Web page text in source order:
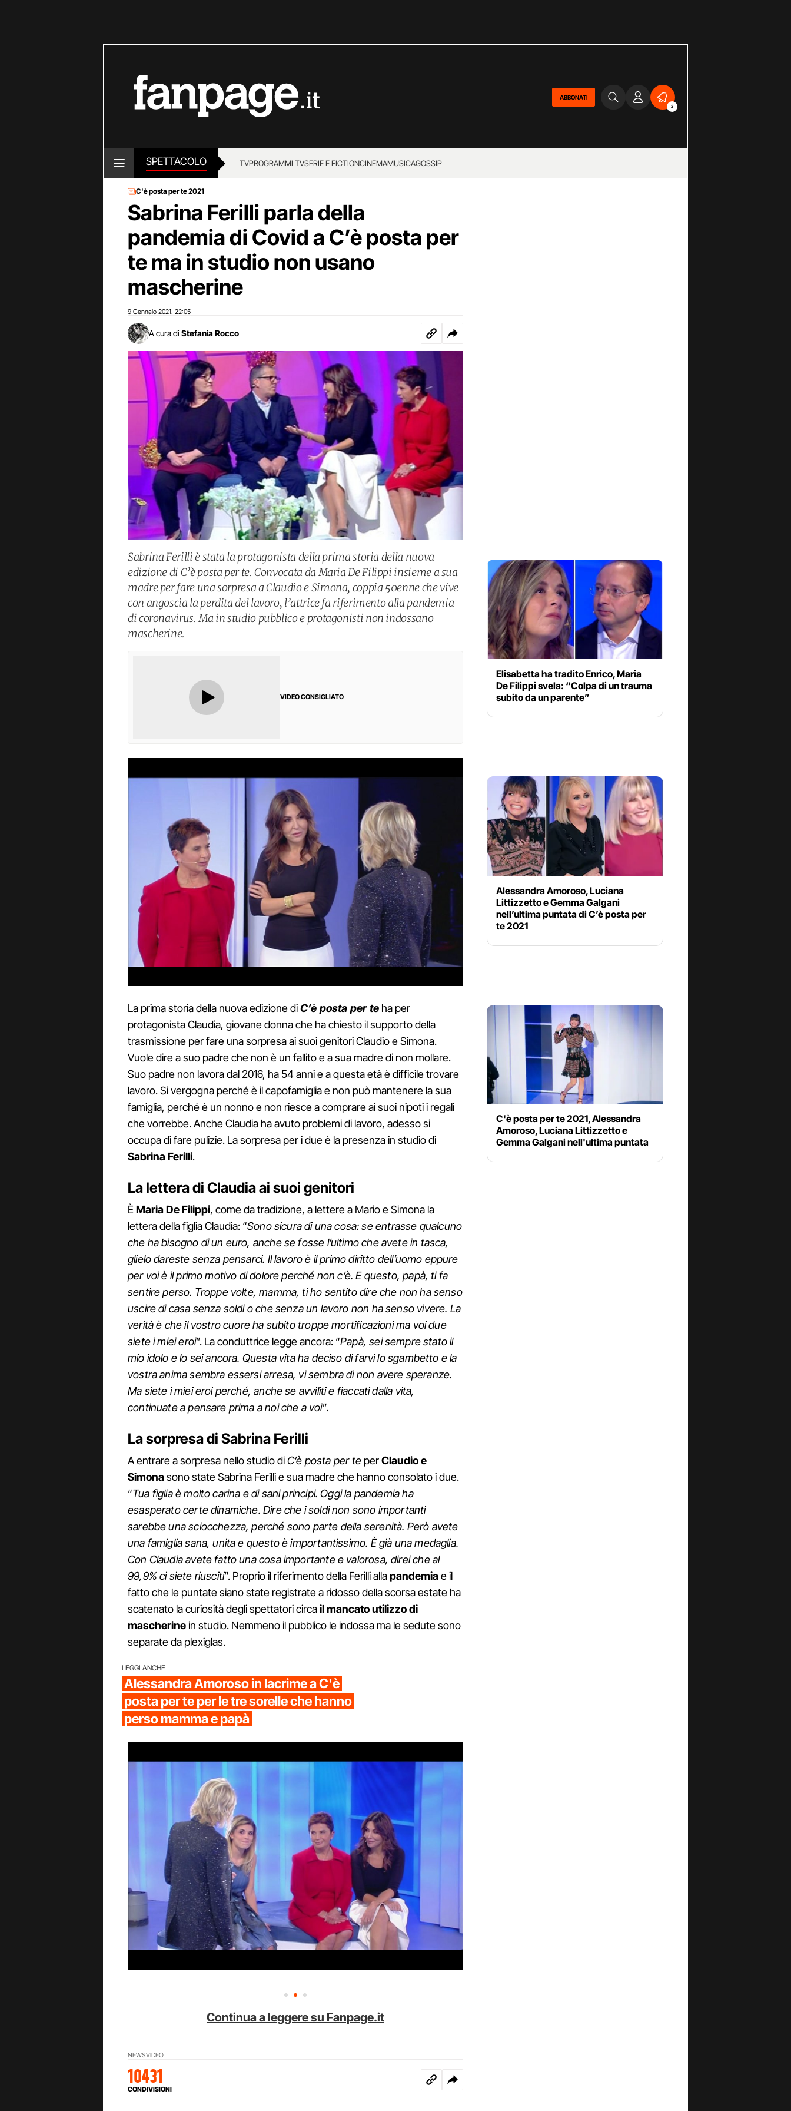
ABBONATI
2
SPETTACOLO TVPROGRAMMI TVSERIE E FICTIONCINEMAMUSICAGOSSIP
C'è posta per te 2021
Sabrina Ferilli parla della
pandemia di Covid a C’è posta per
te ma in studio non usano
mascherine
9 Gennaio 2021 22:05
A cura di Stefania Rocco
Sabrina Ferilli è stata la protagonista della prima storia della nuova
edizione di C’è posta per te. Convocata da Maria De Filippi insieme a sua
madre per fare una sorpresa a Claudio e Simona, coppia 50enne che vive
con angoscia la perdita del lavoro, l’attrice fa riferimento alla pandemia
di coronavirus. Ma in studio pubblico e protagonisti non indossano
mascherine.
VIDEO CONSIGLIATO
La prima storia della nuova edizione diC’è posta per teha per
protagonista Claudia, giovane donna che ha chiesto il supporto della
trasmissione per fare una sorpresa ai suoi genitori Claudio e Simona.
Vuole dire a suo padre che non è un fallito e a sua madre di non mollare.
Suo padre non lavora dal 2016, ha 54 anni e a questa età è difficile trovare
lavoro. Si vergogna perché è il capofamiglia e non può mantenere la sua
famiglia, perché è un nonno e non riesce a comprare ai suoi nipoti i regali
che vorrebbe. Anche Claudia ha avuto problemi di lavoro, adesso si
occupa di fare pulizie. La sorpresa per i due è la presenza in studio di
Sabrina Ferilli.
La lettera di Claudia ai suoi genitori
È Maria De Filippi, come da tradizione, a lettere a Mario e Simona la
lettera della figlia Claudia: “Sono sicura di una cosa: se entrasse qualcuno
che ha bisogno di un euro, anche se fosse l’ultimo che avete in tasca,
glielo dareste senza pensarci. Il lavoro è il primo diritto dell’uomo eppure
per voi è il primo motivo di dolore perché non c’è. E questo, papà, ti fa
sentire perso. Troppe volte, mamma, ti ho sentito dire che non ha senso
uscire di casa senza soldi o che senza un lavoro non ha senso vivere. La
verità è che il vostro cuore ha subito troppe mortificazioni ma voi due
siete i miei eroi”. La conduttrice legge ancora: “Papà, sei sempre stato il
mio idolo e lo sei ancora. Questa vita ha deciso di farvi lo sgambetto e la
vostra anima sembra essersi arresa, vi sembra di non avere speranze.
Ma siete i miei eroi perché, anche se avviliti e fiaccati dalla vita,
continuate a pensare prima a noi che a voi”.
La sorpresa di Sabrina Ferilli
A entrare a sorpresa nello studio diC’è posta per teperClaudio e
Simonasono state Sabrina Ferilli e sua madre che hanno consolato i due.
“Tua figlia è molto carina e di sani principi. Oggi la pandemia ha
esasperato certe dinamiche. Dire che i soldi non sono importanti
sarebbe una sciocchezza, perché sono parte della serenità. Però avete
una famiglia sana, unita e questo è importantissimo. È già una medaglia.
Con Claudia avete fatto una cosa importante e valorosa, direi che al
99,9% ci siete riusciti”. Proprio il riferimento della Ferilli allapandemiae il
fatto che le puntate siano state registrate a ridosso della scorsa estate ha
scatenato la curiosità degli spettatori circail mancato utilizzo di
mascherinein studio. Nemmeno il pubblico le indossa ma le sedute sono
separate da plexiglas.
LEGGI ANCHE
Alessandra Amoroso in lacrime a C'è
posta per te per le tre sorelle che hanno
perso mamma e papà
Continua a leggere su Fanpage.it
NEWSVIDEO
10431
CONDIVISIONI
Elisabetta ha tradito Enrico, Maria
De Filippi svela: “Colpa di un trauma
subito da un parente”
Alessandra Amoroso, Luciana
Littizzetto e Gemma Galgani
nell’ultima puntata di C’è posta per
te 2021
C'è posta per te 2021, Alessandra
Amoroso, Luciana Littizzetto e
Gemma Galgani nell'ultima puntata